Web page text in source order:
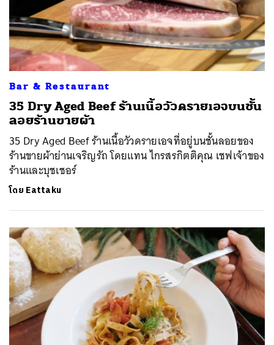
Bar & Restaurant
35 Dry Aged Beef ร้านเนื้อวัวดรายเอจบนชั้น
ลอยร้านขายผ้า
35 Dry Aged Beef ร้านเนื้อวัวดรายเอจที่อยู่บนชั้นลอยของ
ร้านขายผ้าย่านเจริญรัถ โดยแทน ไกรสรกิตติคุณ เชฟเจ้าของ
ร้านและบุชเชอร์
โดย Eattaku